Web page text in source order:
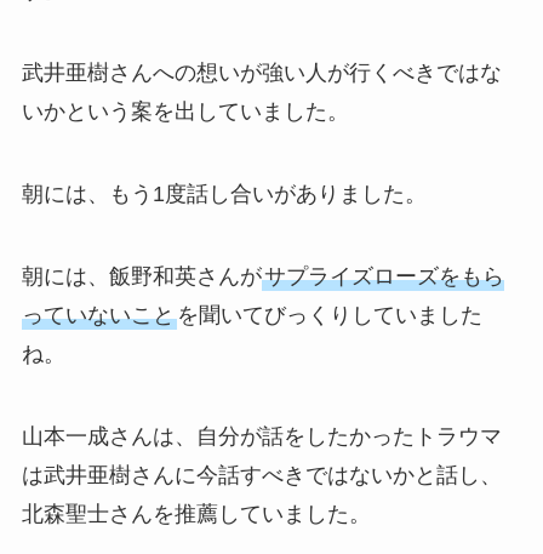
武井亜樹さんへの想いが強い人が行くべきではな
いかという案を出していました。
朝には、もう1度話し合いがありました。
朝には、飯野和英さんがサプライズローズをもら
っていないことを聞いてびっくりしていました
ね。
山本一成さんは、自分が話をしたかったトラウマ
は武井亜樹さんに今話すべきではないかと話し、
北森聖士さんを推薦していました。